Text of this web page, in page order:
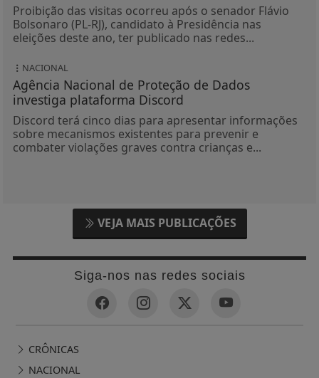
Proibição das visitas ocorreu após o senador Flávio
Bolsonaro (PL-RJ), candidato à Presidência nas
eleições deste ano, ter publicado nas redes...
NACIONAL
Agência Nacional de Proteção de Dados
investiga plataforma Discord
Discord terá cinco dias para apresentar informações
sobre mecanismos existentes para prevenir e
combater violações graves contra crianças e...
VEJA MAIS PUBLICAÇÕES
Siga-nos nas redes sociais
CRÔNICAS
NACIONAL